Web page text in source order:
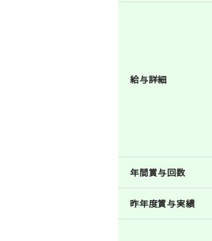
給与詳細
年間賞与回数
昨年度賞与実績